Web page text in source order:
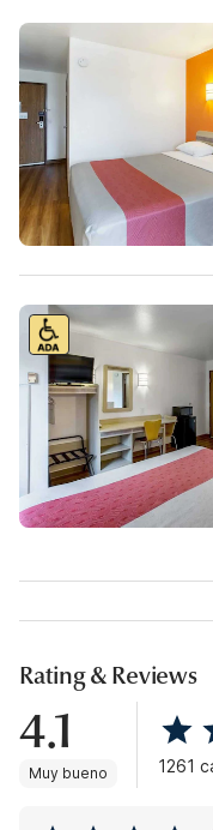
Rating & Reviews
4.1
Muy bueno 1261